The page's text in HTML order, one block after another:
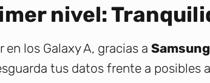
nivel:
los Galaxy A, gracias a
tus datos frente a posibles